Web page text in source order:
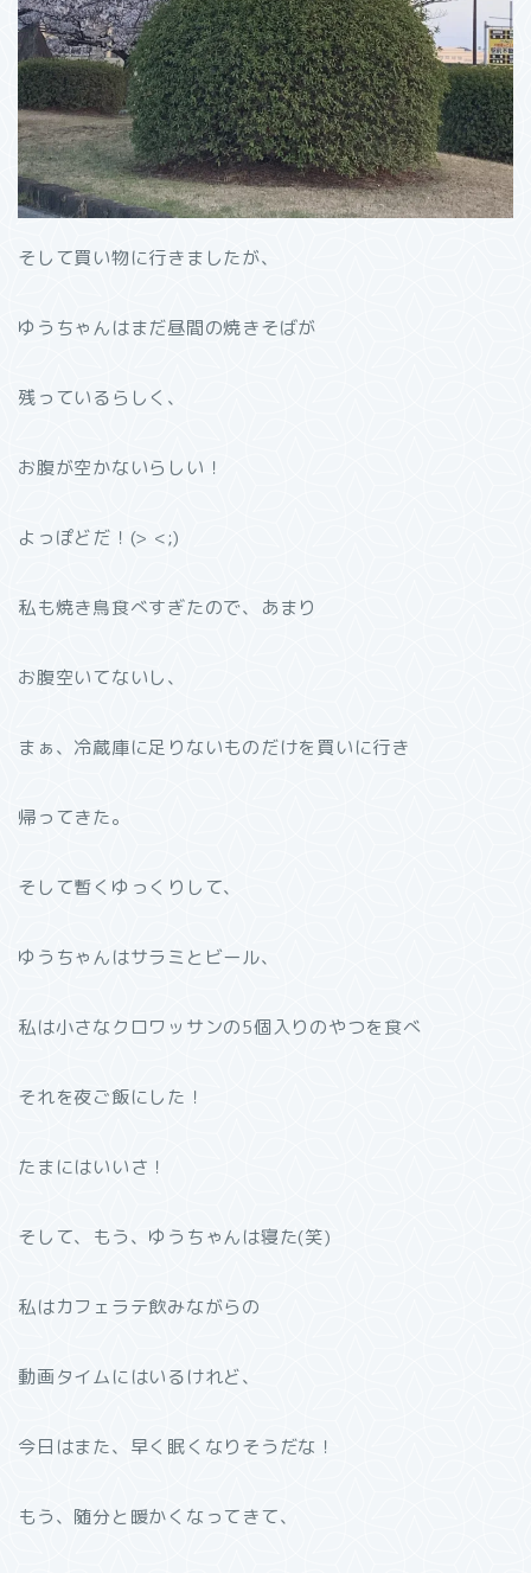
そして買い物に行きましたが、
ゆうちゃんはまだ昼間の焼きそばが
残っているらしく、
お腹が空かないらしい！
よっぽどだ！(> <;)
私も焼き鳥食べすぎたので、あまり
お腹空いてないし、
まぁ、冷蔵庫に足りないものだけを買いに行き
帰ってきた。
そして暫くゆっくりして、
ゆうちゃんはサラミとビール、
私は小さなクロワッサンの5個入りのやつを食べ
それを夜ご飯にした！
たまにはいいさ！
そして、もう、ゆうちゃんは寝た(笑)
私はカフェラテ飲みながらの
動画タイムにはいるけれど、
今日はまた、早く眠くなりそうだな！
もう、随分と暖かくなってきて、